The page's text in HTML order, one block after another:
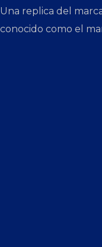
Una replica del
conocido como el